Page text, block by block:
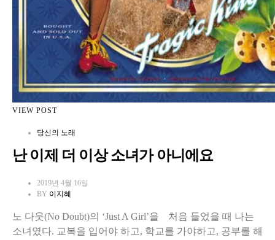
VIEW POST
당신의 노래
난 이제 더 이상 소녀가 아니에요
2019년 4월 16일
BY 이지혜
노 다웃(No Doubt)의 ‘Just A Girl’을ﾠ처음 들었을 때 나는
소녀였다. 교복을 입어야 하고, 학교를 가야하고, 공부를 해